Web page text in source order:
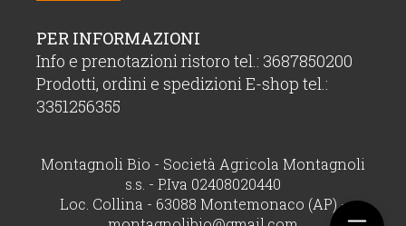
PER INFORMAZIONI
Info e prenotazioni ristoro tel.: 3687850200
Prodotti, ordini e spedizioni E-shop tel.:
3351256355
Montagnoli Bio - Società Agricola Montagnoli
s.s. - P.Iva 02408020440
Loc. Collina - 63088 Montemonaco (AP) -